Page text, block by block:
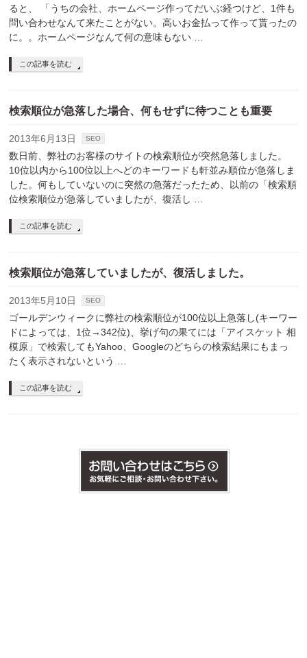
ると、 「うちの会社、ホームページ作ってだいぶ経つけど、1件も
問い合わせなんて来たことがない。高いお金払って作って貰ったの
に。。ホームページなんて何の意味もない …
この記事を読む
検索順位が急落した場合、何もせずに待つことも重要
2013年6月13日 SEO
数日前、弊社のお客様のサイトの検索順位が突然急落しました。
10位以内から100位以上へどのキーワードも軒並み順位が急落しま
した。何もしていないのに突然の急落だったため、以前の「検索順
位検索順位が急落していましたが、復活し …
この記事を読む
検索順位が急落していましたが、復活しました。
2013年5月10日 SEO
ゴールデンウィークに弊社の検索順位が100位以上急落し(キーワー
ドによっては、1位→342位)、挙げ句の果てには「アイスケット 相
模原」で検索してもYahoo、Googleのどちらの検索結果にもまっ
たく表示されないという …
この記事を読む